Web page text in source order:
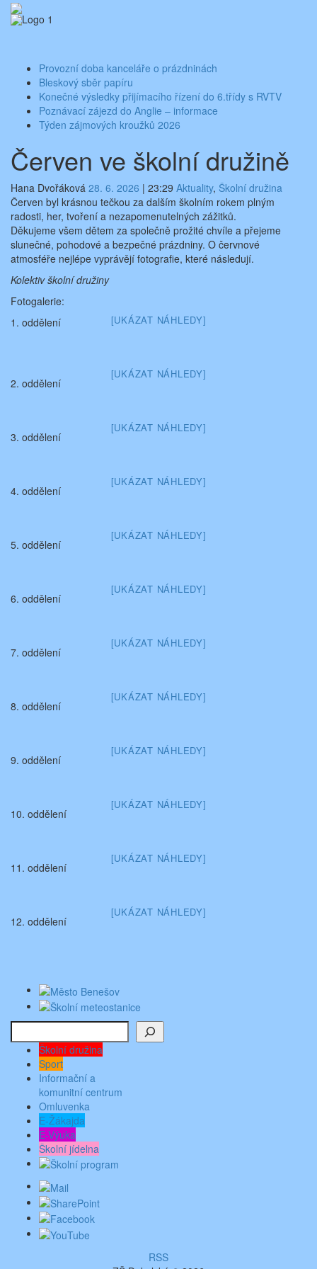
SkipAktuality ze školy
Základní škola Benešov, Dukelská 1818
Provozní doba kanceláře o prázdninách
Bleskový sběr papíru
Konečné výsledky přijímacího řízení do 6.třídy s RVTV
Poznávací zájezd do Anglie – informace
Týden zájmových kroužků 2026
Červen ve školní družině
Hana Dvořáková 28. 6. 2026 | 23:29 Aktuality, Školní družina
Červen byl krásnou tečkou za dalším školním rokem plným
radosti, her, tvoření a nezapomenutelných zážitků.
Děkujeme všem dětem za společně prožité chvíle a přejeme
slunečné, pohodové a bezpečné prázdniny. O červnové
atmosféře nejlépe vyprávějí fotografie, které následují.
Kolektiv školní družiny
Fotogalerie:
1. oddělení
[UKÁZAT NÁHLEDY]
2. oddělení
[UKÁZAT NÁHLEDY]
3. oddělení
[UKÁZAT NÁHLEDY]
4. oddělení
[UKÁZAT NÁHLEDY]
5. oddělení
[UKÁZAT NÁHLEDY]
6. oddělení
[UKÁZAT NÁHLEDY]
7. oddělení
[UKÁZAT NÁHLEDY]
8. oddělení
[UKÁZAT NÁHLEDY]
9. oddělení
[UKÁZAT NÁHLEDY]
10. oddělení
[UKÁZAT NÁHLEDY]
11. oddělení
[UKÁZAT NÁHLEDY]
12. oddělení
[UKÁZAT NÁHLEDY]
Hledat
Školní družina
Sport
Informační a
komunitní centrum
Omluvenka
E-Žákajda
E-Výuka
Školní jídelna
RSS